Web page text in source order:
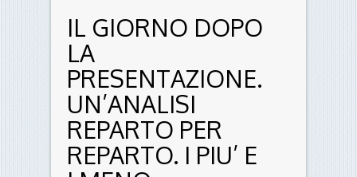
IL GIORNO DOPO
LA
PRESENTAZIONE.
UN’ANALISI
REPARTO PER
REPARTO. I PIU’ E